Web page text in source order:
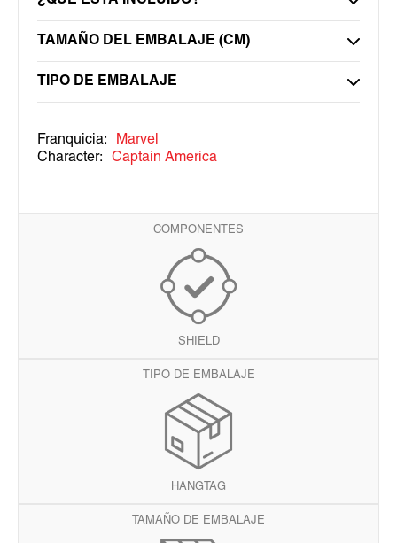
COMPONENTES
SHIELD
TIPO DE EMBALAJE
HANGTAG
TAMAÑO DE EMBALAJE
TAMAÑO DEL EMBALAJE (CM)
TIPO DE EMBALAJE
Franquicia:
Marvel
Character:
Captain America